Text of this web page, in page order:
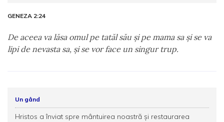
GENEZA 2:24
De aceea va lăsa omul pe tatăl său şi pe mama sa şi se va
lipi de nevasta sa, şi se vor face un singur trup.
Un gând
Hristos a înviat spre mântuirea noastră şi restaurarea